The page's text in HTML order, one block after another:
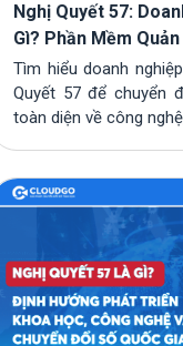
Nghị Quyết 57:
Gì? Phần Mềm
SME
Tìm hiểu doanh
Quyết 57 để chuyển
toàn diện về công